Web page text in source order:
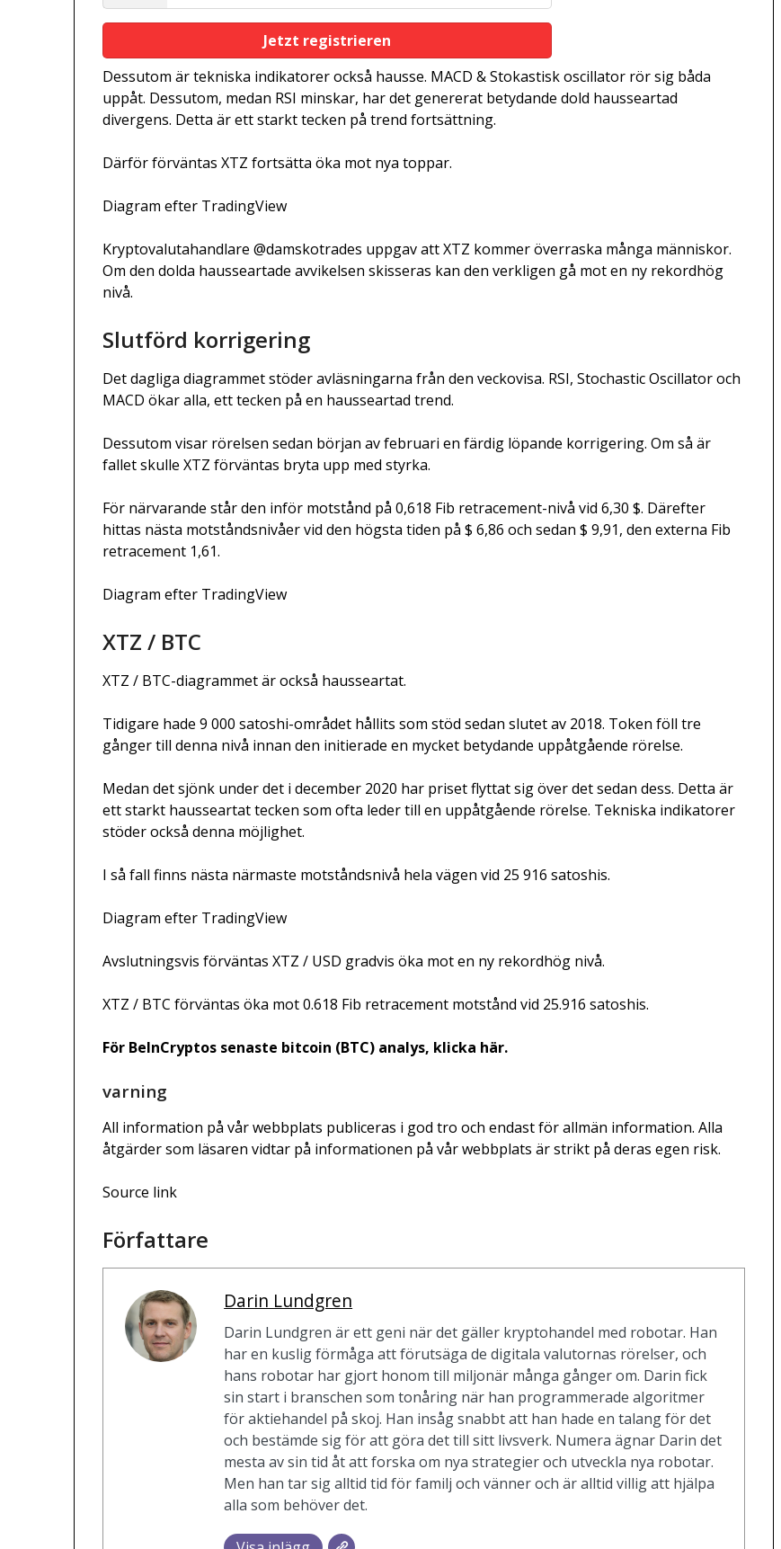
States
Dessutom är tekniska indikatorer också hausse. MACD & Stokastisk oscillator rör sig båda
uppåt. Dessutom, medan RSI minskar, har det genererat betydande dold hausseartad
divergens. Detta är ett starkt tecken på trend fortsättning.
Därför förväntas XTZ fortsätta öka mot nya toppar.
Diagram efter TradingView
Kryptovalutahandlare @damskotrades uppgav att XTZ kommer överraska många människor.
Om den dolda hausseartade avvikelsen skisseras kan den verkligen gå mot en ny rekordhög
nivå.
Slutförd korrigering
Det dagliga diagrammet stöder avläsningarna från den veckovisa. RSI, Stochastic Oscillator och
MACD ökar alla, ett tecken på en hausseartad trend.
Dessutom visar rörelsen sedan början av februari en färdig löpande korrigering. Om så är
fallet skulle XTZ förväntas bryta upp med styrka.
För närvarande står den inför motstånd på 0,618 Fib retracement-nivå vid 6,30 $. Därefter
hittas nästa motståndsnivåer vid den högsta tiden på $ 6,86 och sedan $ 9,91, den externa Fib
retracement 1,61.
Diagram efter TradingView
XTZ / BTC
XTZ / BTC-diagrammet är också hausseartat.
Tidigare hade 9 000 satoshi-området hållits som stöd sedan slutet av 2018. Token föll tre
gånger till denna nivå innan den initierade en mycket betydande uppåtgående rörelse.
Medan det sjönk under det i december 2020 har priset flyttat sig över det sedan dess. Detta är
ett starkt hausseartat tecken som ofta leder till en uppåtgående rörelse. Tekniska indikatorer
stöder också denna möjlighet.
I så fall finns nästa närmaste motståndsnivå hela vägen vid 25 916 satoshis.
Diagram efter TradingView
Avslutningsvis förväntas XTZ / USD gradvis öka mot en ny rekordhög nivå.
XTZ / BTC förväntas öka mot 0.618 Fib retracement motstånd vid 25.916 satoshis.
För BeInCryptos senaste bitcoin (BTC) analys, klicka här.
varning
All information på vår webbplats publiceras i god tro och endast för allmän information. Alla
åtgärder som läsaren vidtar på informationen på vår webbplats är strikt på deras egen risk.
Source link
Författare
Darin Lundgren
Darin Lundgren är ett geni när det gäller kryptohandel med robotar. Han
har en kuslig förmåga att förutsäga de digitala valutornas rörelser, och
hans robotar har gjort honom till miljonär många gånger om. Darin fick
sin start i branschen som tonåring när han programmerade algoritmer
för aktiehandel på skoj. Han insåg snabbt att han hade en talang för det
och bestämde sig för att göra det till sitt livsverk. Numera ägnar Darin det
mesta av sin tid åt att forska om nya strategier och utveckla nya robotar.
Men han tar sig alltid tid för familj och vänner och är alltid villig att hjälpa
alla som behöver det.